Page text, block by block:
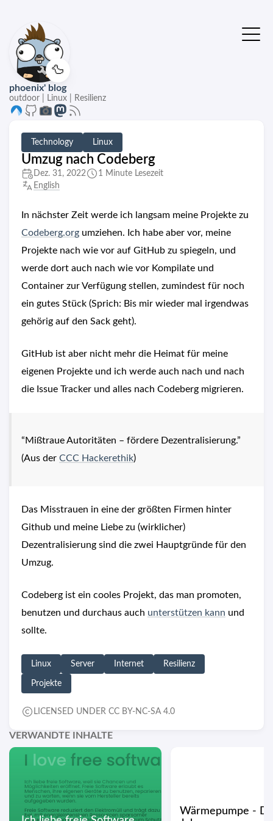
🦆
phoenix' blog
outdoor | Linux | Resilienz
Technology Linux
Umzug nach Codeberg
Dez. 31, 2022
1 Minute Lesezeit
English
In nächster Zeit werde ich langsam meine Projekte zu
Codeberg.org umziehen. Ich habe aber vor, meine
Projekte nach wie vor auf GitHub zu spiegeln, und
werde dort auch nach wie vor Kompilate und
Container zur Verfügung stellen, zumindest für noch
ein gutes Stück (Sprich: Bis mir wieder mal irgendwas
gehörig auf den Sack geht).
GitHub ist aber nicht mehr die Heimat für meine
eigenen Projekte und ich werde auch nach und nach
die Issue Tracker und alles nach Codeberg migrieren.
“Mißtraue Autoritäten – fördere Dezentralisierung.”
(Aus der CCC Hackerethik)
Das Misstrauen in eine der größten Firmen hinter
Github und meine Liebe zu (wirklicher)
Dezentralisierung sind die zwei Hauptgründe für den
Umzug.
Codeberg ist ein cooles Projekt, das man promoten,
benutzen und durchaus auch unterstützen kann und
sollte.
Linux Server Internet Resilienz
Projekte
LICENSED UNDER CC BY-NC-SA 4.0
VERWANDTE INHALTE
Wärmepumpe -